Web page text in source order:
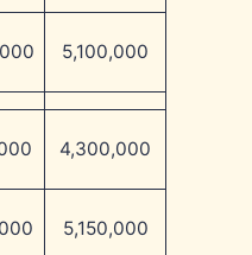
5,100,000
4,300,000
5,150,000